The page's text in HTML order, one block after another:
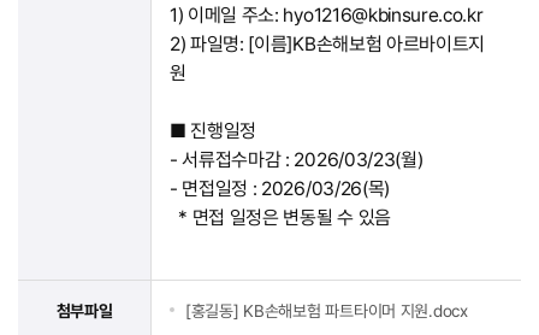
1) 이메일 주소: hyo1216@kbinsure.co.kr
2) 파일명: [이름]KB손해보험 아르바이트지
원
■ 진행일정
- 서류접수마감 : 2026/03/23(월)
- 면접일정 : 2026/03/26(목)
* 면접 일정은 변동될 수 있음
첨부파일 [홍길동] KB손해보험 파트타이머 지원.docx